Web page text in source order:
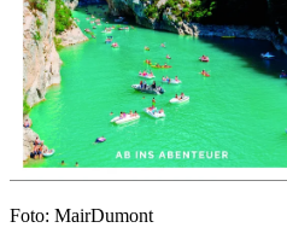
Foto: MairDumont